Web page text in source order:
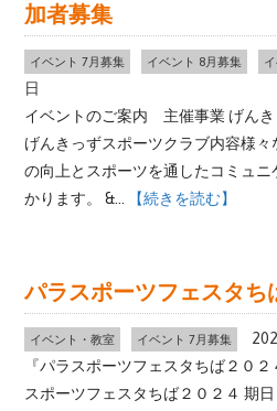
加者募集
イベント 7月募集 イベント 8月募集
日
イベントのご案内 主催事業 げんき
げんきっずスポーツクラブ内容様
の向上とスポーツを通したコミュ
かります。 &...
【続きを読む】
パラスポーツフェスタち
イベント・教室 イベント 7月募集
『パラスポーツフェスタちば２０
スポーツフェスタちば２０２４ 期